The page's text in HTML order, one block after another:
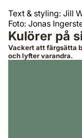
Text & styling: Jill
Foto: Jonas
Kulörer på
Vackert att färgsätta
och lyfter varandra.